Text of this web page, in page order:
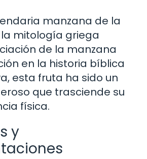
manzana de la
mitología griega
de la manzana
en la historia bíblica
esta fruta ha sido un
que trasciende su
física.
y